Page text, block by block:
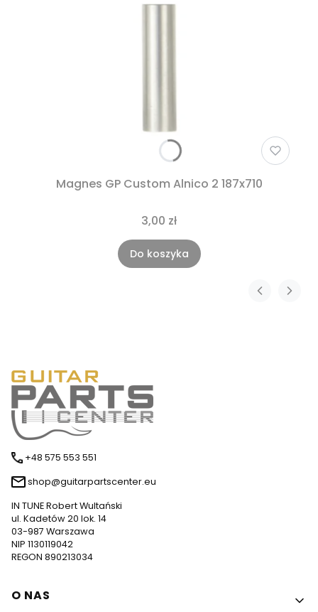
Magnes GP Custom Alnico 2 187x710
3,00 zł
Do koszyka
+48 575 553 551
shop@guitarpartscenter.eu
IN TUNE Robert Wultański
ul. Kadetów 20 lok. 14
03-987 Warszawa
NIP 1130119042
REGON 890213034
Linki w stopce
O NAS